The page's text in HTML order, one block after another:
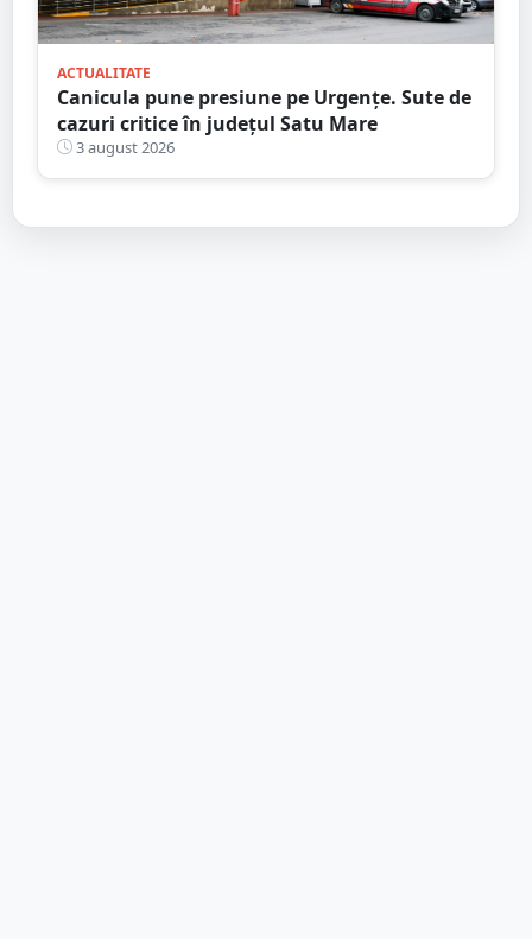
ACTUALITATE
Canicula pune presiune pe Urgențe. Sute de
cazuri critice în județul Satu Mare
3 august 2026